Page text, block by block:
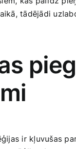
tādējādi
ir kļuvušas